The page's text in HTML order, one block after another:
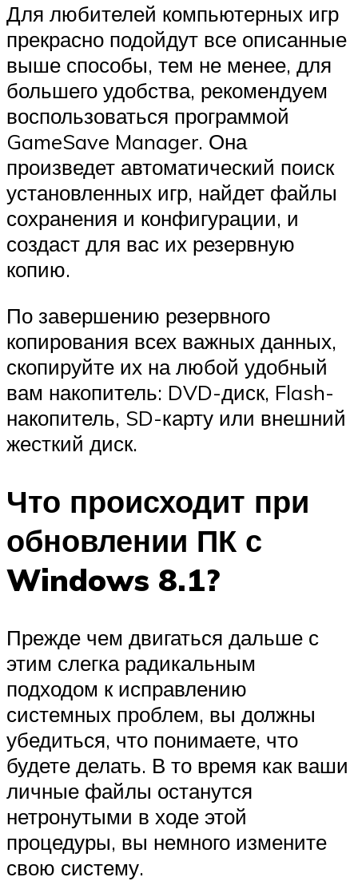
Для любителей компьютерных игр
прекрасно подойдут все описанные
выше способы, тем не менее, для
большего удобства, рекомендуем
воспользоваться программой
GameSave Manager. Она
произведет автоматический поиск
установленных игр, найдет файлы
сохранения и конфигурации, и
создаст для вас их резервную
копию.
По завершению резервного
копирования всех важных данных,
скопируйте их на любой удобный
вам накопитель: DVD-диск, Flash-
накопитель, SD-карту или внешний
жесткий диск.
Что происходит при
обновлении ПК с
Windows 8.1?
Прежде чем двигаться дальше с
этим слегка радикальным
подходом к исправлению
системных проблем, вы должны
убедиться, что понимаете, что
будете делать. В то время как ваши
личные файлы останутся
нетронутыми в ходе этой
процедуры, вы немного измените
свою систему.